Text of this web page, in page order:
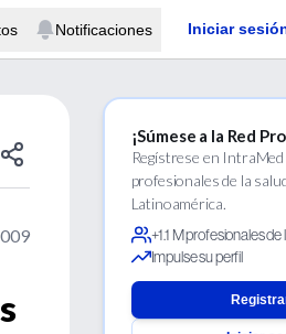
Notificaciones Iniciar
¡Súmese a la Red
Regístrese en
profesionales de la
Latinoamérica.
+1.1 M profesionales de
Impulse su perfil